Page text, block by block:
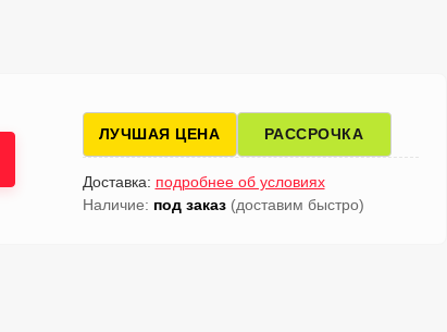
ЛУЧШАЯ ЦЕНА РАССРОЧКА
Доставка: подробнее об условиях
Наличие: под заказ(доставим быстро)